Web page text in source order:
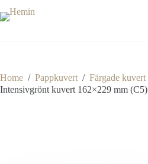
Home / Pappkuvert / Färgade kuvert
Intensivgrönt kuvert 162×229 mm (C5)